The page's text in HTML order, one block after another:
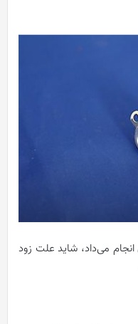
می‌داد، شاید علت زود